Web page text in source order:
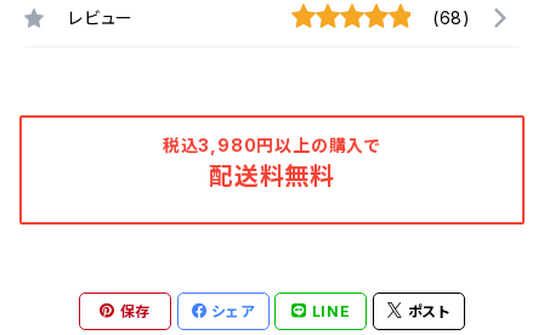
レビュー (68)
税込3,980円以上の購入で
配送料無料
保存 シェア LINE ポスト